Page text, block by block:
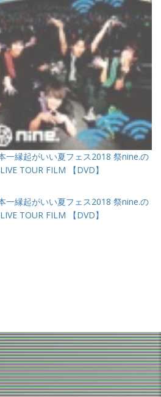
一縁起がいい夏フェス2018 祭nine.の
TOUR FILM 【DVD】
一縁起がいい夏フェス2018 祭nine.の
TOUR FILM 【DVD】